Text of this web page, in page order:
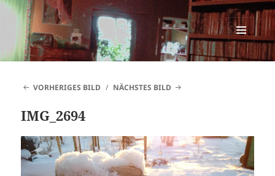
SINNESWANDEL
MENÜ
UND
VORHERIGES BILD
NÄCHSTES BILD
IMG_2694